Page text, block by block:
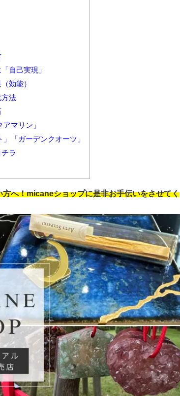
自己実現」
効能）
方法
マリン」
「ガーデンクオーツ」
ラ
へ！micaneショップに是非お手伝いをさせてく